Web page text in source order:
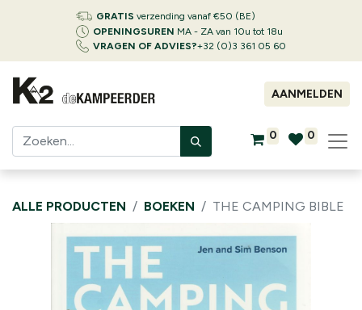
GRATIS verzending vanaf €50 (BE)
OPENINGSUREN MA - ZA van 10u tot 18u
VRAGEN OF ADVIES?+32 (0)3 361 05 60
AANMELDEN
0 0
ALLE PRODUCTEN BOEKEN THE CAMPING BIBLE